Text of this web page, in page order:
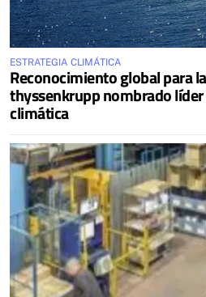
ESTRATEGIA CLIMÁTICA
Reconocimiento global para
thyssenkrupp nombrado
climática